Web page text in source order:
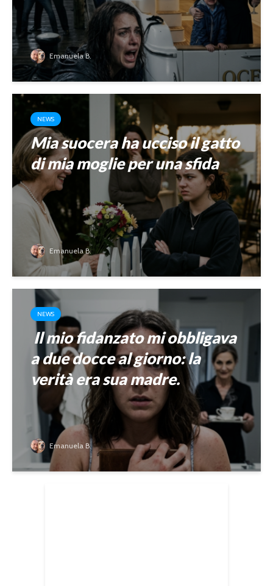
Emanuela B.
NEWS
Mia suocera ha ucciso il gatto
di mia moglie per una sfida
Emanuela B.
NEWS
Il mio fidanzato mi obbligava
a due docce al giorno: la
verità era sua madre.
Emanuela B.